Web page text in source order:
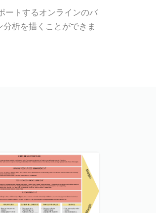
ートするオンラインのバ
析を描くことができま